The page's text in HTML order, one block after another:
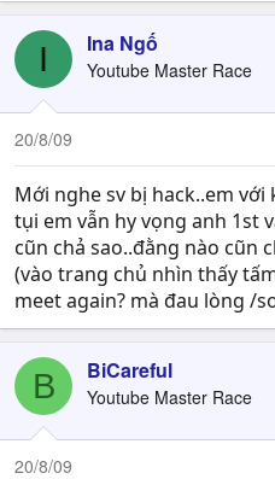
I Ina Ngố
Youtube Master Race
20/8/09
Mới nghe sv bị hack..em
tụi em vẫn hy vọng anh 1st
cũn chả sao..đằng nào cũn
(vào trang chủ nhìn thấy
meet again? mà đau lòng /
B BiCareful
Youtube Master Race
20/8/09